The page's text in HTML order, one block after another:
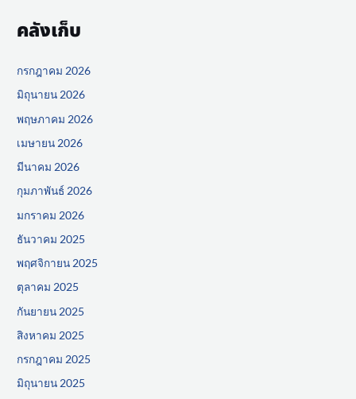
คลังเก็บ
กรกฎาคม 2026
มิถุนายน 2026
พฤษภาคม 2026
เมษายน 2026
มีนาคม 2026
กุมภาพันธ์ 2026
มกราคม 2026
ธันวาคม 2025
พฤศจิกายน 2025
ตุลาคม 2025
กันยายน 2025
สิงหาคม 2025
กรกฎาคม 2025
มิถุนายน 2025